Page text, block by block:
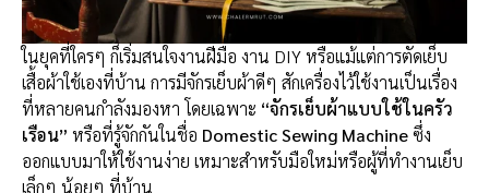
ในยุคที่ใครๆ ก็เริ่มสนใจงานฝีมือ งาน DIY หรือแม้แต่การตัดเย็บ
เสื้อผ้าใช้เองที่บ้าน การมีจักรเย็บผ้าดีๆ สักเครื่องไว้ใช้งานเป็นเรื่อง
ที่หลายคนกำลังมองหา โดยเฉพาะ “จักรเย็บผ้าแบบใช้ในครัว
เรือน” หรือที่รู้จักกันในชื่อ Domestic Sewing Machineซึ่ง
ออกแบบมาให้ใช้งานง่าย เหมาะสำหรับมือใหม่หรือผู้ที่ทำงานเย็บ
เล็กๆ น้อยๆ ที่บ้าน